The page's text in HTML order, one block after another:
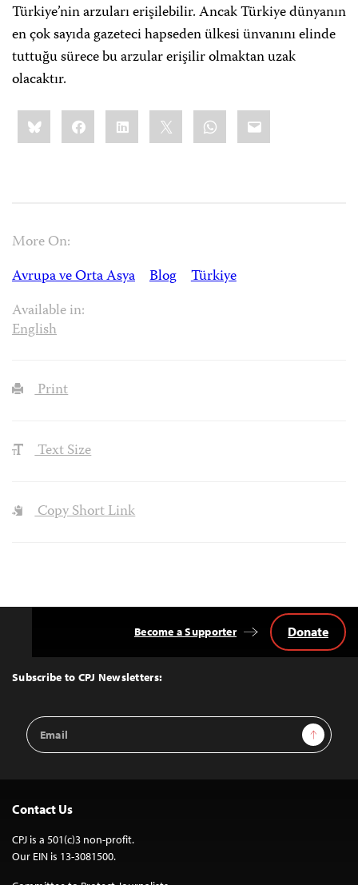
Türkiye’nin arzuları erişilebilir. Ancak Türkiye dünyanın
en çok sayıda gazeteci hapseden ülkesi ünvanını elinde
tuttuğu sürece bu arzular erişilir olmaktan uzak
olacaktır.
Share
this:BlueskyFacebookLinkedIn WhatsApp
Email
More On:
Avrupa ve Orta Asya
Blog
Türkiye
Available in:
English
Print
Text Size
Copy Short Link
Top
Subscribe to CPJ Newsletters:
Email
Address
Sign Up
Become a Supporter Donate
Contact Us
CPJ is a 501(c)3 non-profit.
Our EIN is 13-3081500.